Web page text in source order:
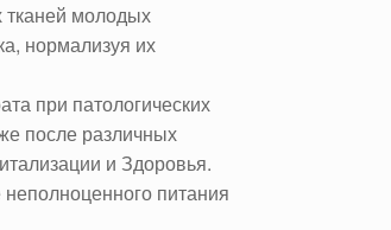
тканей молодых
нормализуя их
при патологических
после различных
и Здоровья.
питания